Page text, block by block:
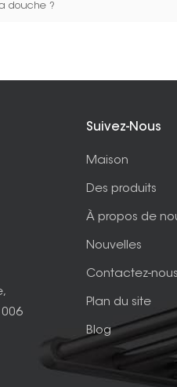
douche ?
Suivez-Nous
Maison
Des produits
À propos de
Nouvelles
Contactez-nous
Plan du site
Blog